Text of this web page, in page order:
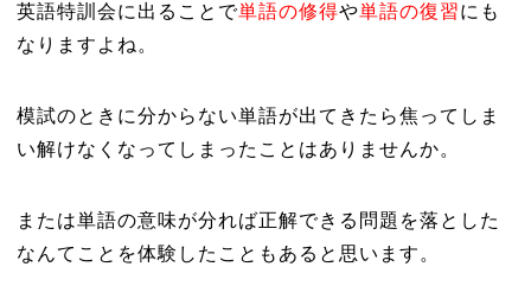
英語特訓会に出ることで単語の修得や単語の復習にも
なりますよね。
模試のときに分からない単語が出てきたら焦ってしま
い解けなくなってしまったことはありませんか。
または単語の意味が分れば正解できる問題を落とした
なんてことを体験したこともあると思います。